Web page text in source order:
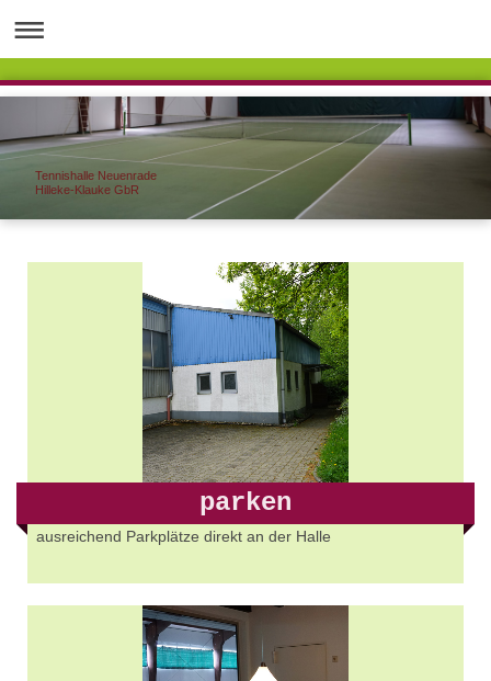
Tennishalle Neuenrade
Hilleke-Klauke GbR
parken
ausreichend Parkplätze direkt an der Halle